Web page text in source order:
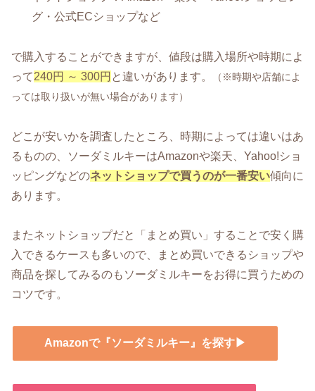
グ・公式ECショップなど
で購入することができますが、値段は購入場所や時期によ
って240円 ～ 300円 と違いがあります。
（※時期や店舗によ
っては取り扱いが無い場合があります）
どこが安いかを調査したところ、時期によっては違いはあ
るものの、ソーダミルキーはAmazonや楽天、Yahoo!ショ
ッピングなどのネットショップで買うのが一番安い傾向に
あります。
またネットショップだと「まとめ買い」することで安く購
入できるケースも多いので、まとめ買いできるショップや
商品を探してみるのもソーダミルキーをお得に買うための
コツです。
Amazonで『ソーダミルキー』を探す▶